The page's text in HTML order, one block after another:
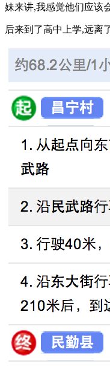
妹来讲,我感觉他们应该
后来到了高中上学,远离